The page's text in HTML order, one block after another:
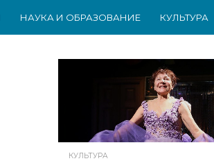
НАУКА И ОБРАЗОВАНИЕ КУЛЬТУРА
КУЛЬТУРА